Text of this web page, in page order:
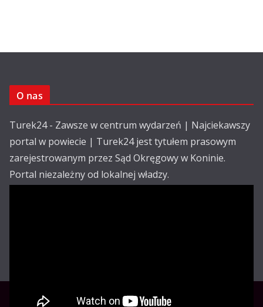
O nas
Turek24 - Zawsze w centrum wydarzeń | Najciekawszy
portal w powiecie | Turek24 jest tytułem prasowym
zarejestrowanym przez Sąd Okręgowy w Koninie.
Portal niezależny od lokalnej władzy.
Copyright © Turek24.com.pl Wdrożenie :